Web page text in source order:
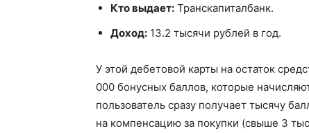
Кто выдает: Транскапиталбанк.
Доход: 13.2 тысячи рублей в год.
У этой дебетовой карты на остаток
000 бонусных баллов, которые
пользователь сразу получает тысячу
на компенсацию за покупки (свыше 3